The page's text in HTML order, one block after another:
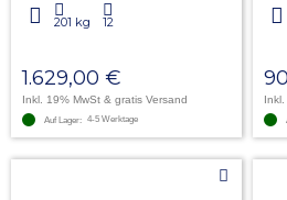
201 kg 12
1.629,00 €
Inkl. 19% MwSt & gratis Versand
Auf Lager: 4-5 Werktage